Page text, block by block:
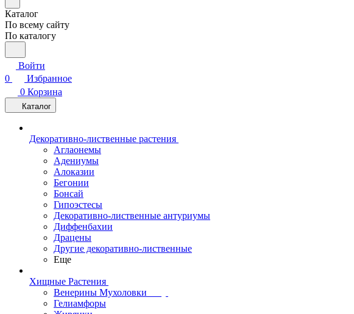
Каталог
По всему сайту
По каталогу
Войти
0
Избранное
0 Корзина
Каталог
Декоративно-лиственные растения
Аглаонемы
Адениумы
Алоказии
Бегонии
Бонсай
Гипоэстесы
Декоративно-лиственные антуриумы
Диффенбахии
Драцены
Другие декоративно-лиственные
Еще
Хищные Растения
Венерины Мухоловки
Гелиамфоры